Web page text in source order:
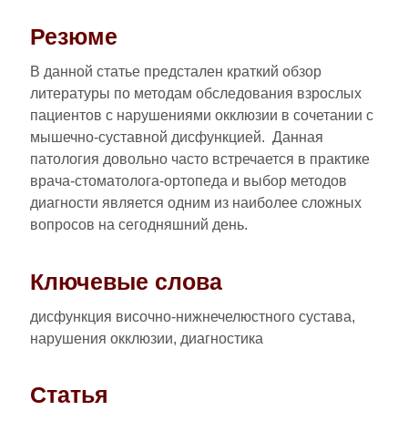
Резюме
В данной статье предстален краткий обзор
литературы по методам обследования взрослых
пациентов с нарушениями окклюзии в сочетании с
мышечно-суставной дисфункцией. Данная
патология довольно часто встречается в практике
врача-стоматолога-ортопеда и выбор методов
диагности является одним из наиболее сложных
вопросов на сегодняшний день.
Ключевые слова
дисфункция височно-нижнечелюстного сустава,
нарушения окклюзии, диагностика
Статья